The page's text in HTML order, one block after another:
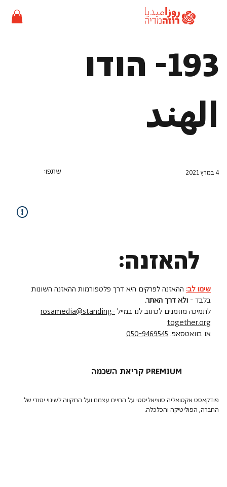
193- הודו
الهند
שתפו: 4 במרץ 2021
להאזנה:
שימו לב: ההאזנה לפרקים היא דרך פלטפורמות ההאזנה השונות
בלבד - ולא דרך האתר.
לתמיכה מוזמנים לכתוב לנו במיילrosamedia@standing-
together.org
או בוואטסאפ: 050-9469545
קריאת השכמה PREMIUM
פודקאסט אקטואליה סוציאליסטי על החיים עצמם ועל התקווה לשינוי יסודי של
החברה, הפוליטיקה והכלכלה.